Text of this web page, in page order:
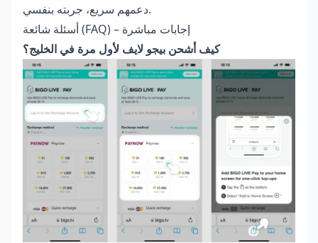
دعمهم سريع، جربته بنفسي.
أسئلة شائعة (FAQ) – إجابات مباشرة
كيف أشحن بيجو لايف لأول مرة في الخليج؟